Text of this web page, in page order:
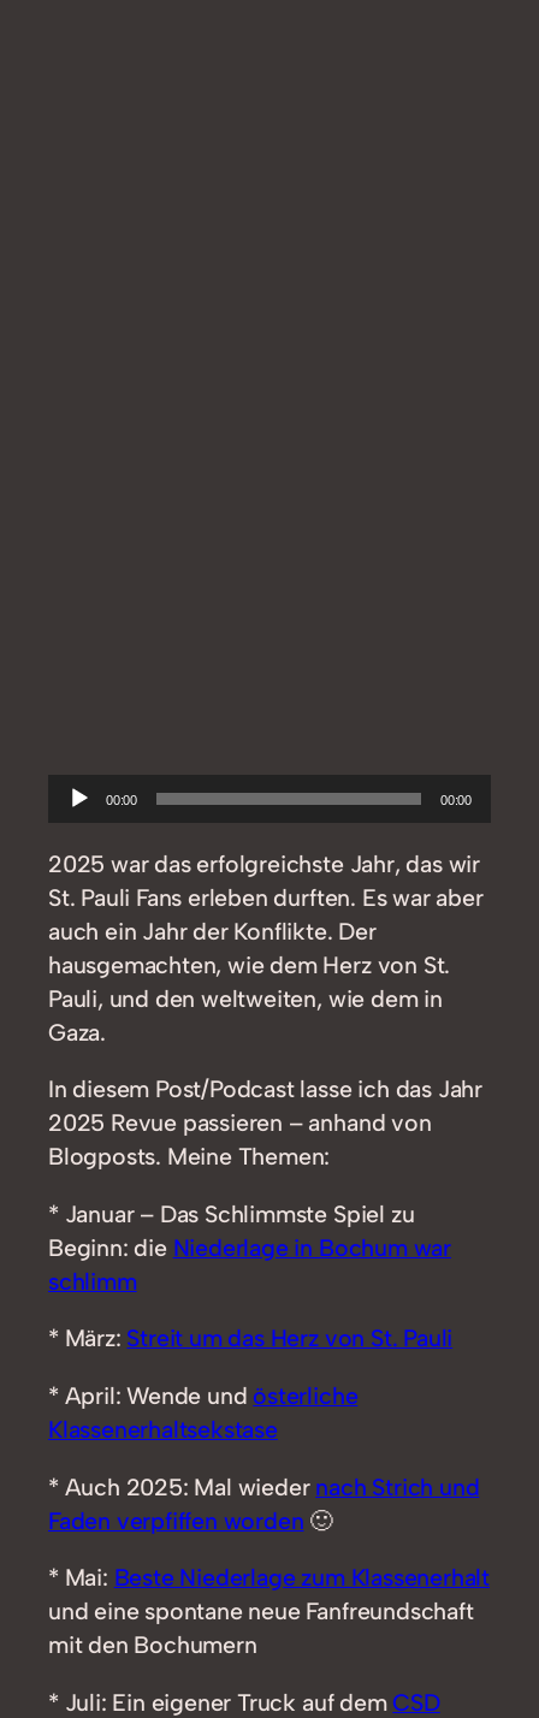
Audio-
Player
00:00 00:00
2025 war das erfolgreichste Jahr, das wir
St. Pauli Fans erleben durften. Es war aber
auch ein Jahr der Konflikte. Der
hausgemachten, wie dem Herz von St.
Pauli, und den weltweiten, wie dem in
Gaza.
In diesem Post/Podcast lasse ich das Jahr
2025 Revue passieren – anhand von
Blogposts. Meine Themen:
* Januar – Das Schlimmste Spiel zu
Beginn: die Niederlage in Bochum war
schlimm
* März: Streit um das Herz von St. Pauli
* April: Wende und österliche
Klassenerhaltsekstase
* Auch 2025: Mal wieder nach Strich und
Faden verpfiffen worden 🙂
* Mai: Beste Niederlage zum Klassenerhalt
und eine spontane neue Fanfreundschaft
mit den Bochumern
* Juli: Ein eigener Truck auf demCSD